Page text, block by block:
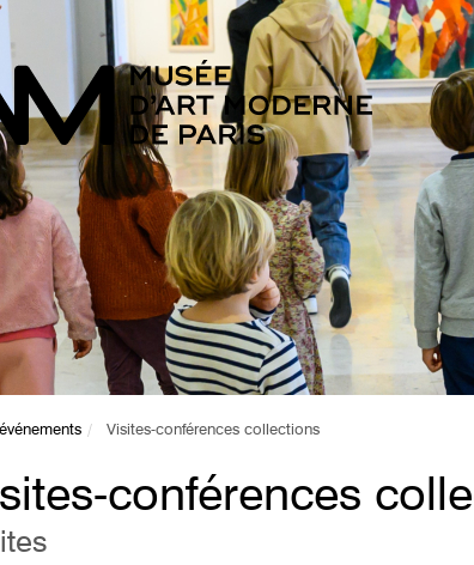
Visites-conférences collections
conférences